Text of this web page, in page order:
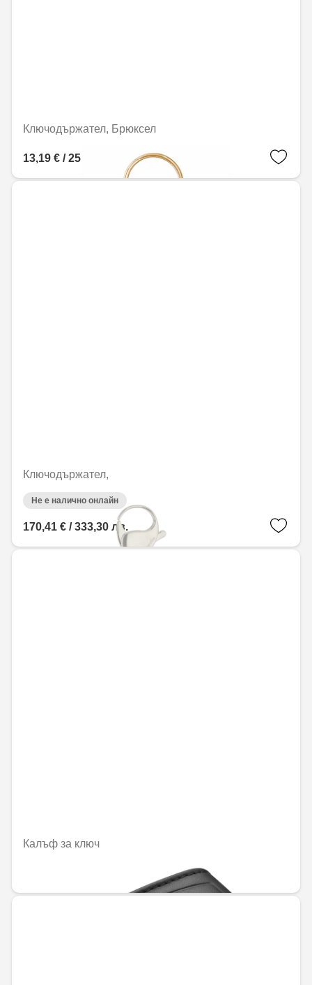
Ключодържател, Брюксел
13,19 € / 25,79 лв.
Ключодържател,
Не е налично онлайн
170,41 € / 333,30 лв.
Калъф за ключ